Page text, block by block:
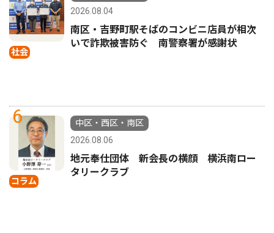
社会
2026.08.04
南区・吉野町駅そばのコンビニ店員が相次
いで詐欺被害防ぐ 南警察署が感謝状
6
コラム
中区・西区・南区
2026.08.06
地元奉仕団体 新会長の横顔 横浜南ロー
タリークラブ